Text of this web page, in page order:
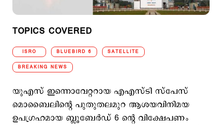
TOPICS COVERED
ISRO BLUEBIRD 6 SATELLITE
BREAKING NEWS
യുഎസ് ഇന്നൊവേറ്ററായ എഎസ്ടി സ്പേസ്
മൊബൈലിന്റെ പുതുതലമുറ ആശയവിനിമയ
ഉപഗ്രഹമായ ബ്ലൂബേർഡ് 6 ന്‍റെ വിക്ഷേപണം